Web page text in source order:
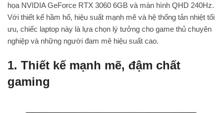
họa NVIDIA GeForce RTX 3060 6GB và màn hình QHD 240Hz.
Với thiết kế hầm hố, hiệu suất mạnh mẽ và hệ thống tản nhiệt tối
ưu, chiếc laptop này là lựa chọn lý tưởng cho game thủ chuyên
nghiệp và những người đam mê hiệu suất cao.
1. Thiết kế mạnh mẽ, đậm chất
gaming